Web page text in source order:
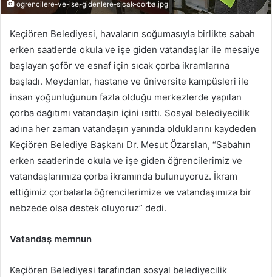
ogrencilere-ve-ise-gidenlere-sicak-corba.jpg
Keçiören Belediyesi, havaların soğumasıyla birlikte sabah
erken saatlerde okula ve işe giden vatandaşlar ile mesaiye
başlayan şoför ve esnaf için sıcak çorba ikramlarına
başladı. Meydanlar, hastane ve üniversite kampüsleri ile
insan yoğunluğunun fazla olduğu merkezlerde yapılan
çorba dağıtımı vatandaşın içini ısıttı. Sosyal belediyecilik
adına her zaman vatandaşın yanında olduklarını kaydeden
Keçiören Belediye Başkanı Dr. Mesut Özarslan, “Sabahın
erken saatlerinde okula ve işe giden öğrencilerimiz ve
vatandaşlarımıza çorba ikramında bulunuyoruz. İkram
ettiğimiz çorbalarla öğrencilerimize ve vatandaşımıza bir
nebzede olsa destek oluyoruz” dedi.
Vatandaş memnun
Keçiören Belediyesi tarafından sosyal belediyecilik